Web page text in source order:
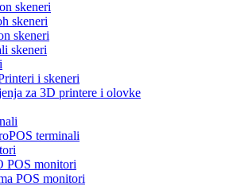
skeneri
skeneri
skeneri
skeneri
i skeneri
za 3D printere i olovke
terminali
POS monitori
POS monitori